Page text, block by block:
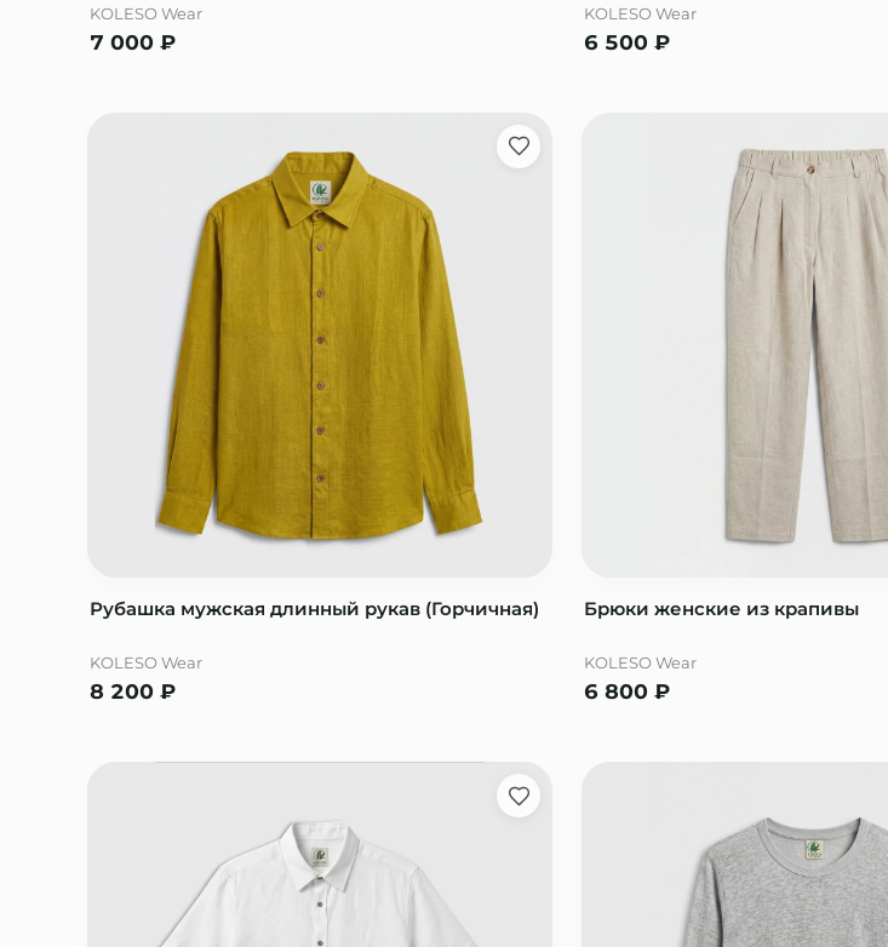
KOLESO Wear
7 000 ₽
KOLESO Wear
6 500 ₽
Рубашка мужская длинный рукав (Горчичная)
KOLESO Wear
8 200 ₽
Брюки женские из крапивы
KOLESO Wear
6 800 ₽